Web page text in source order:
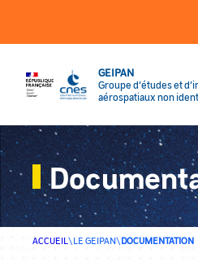
GEIPAN
Groupe d’études et
aérospatiaux non
ACCUEIL\LE GEIPAN\DOCUMENTATION